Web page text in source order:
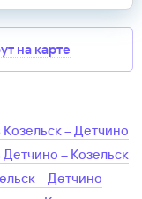
на карте
Козельск–Детчино
Детчино – Козельск
–Детчино